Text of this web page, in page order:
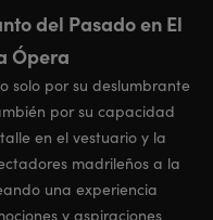
del Pasado en El
Ópera
solo por su deslumbrante
por su capacidad
en el vestuario y la
madrileños a la
una experiencia
y aspiraciones